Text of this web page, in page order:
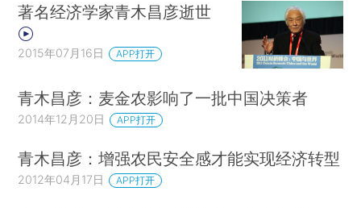
著名经济学家青木昌彦逝世
2015年07月16日 APP打开
青木昌彦：麦金农影响了一批中国决策者
2014年12月20日 APP打开
青木昌彦：增强农民安全感才能实现经济转型
2012年04月17日 APP打开